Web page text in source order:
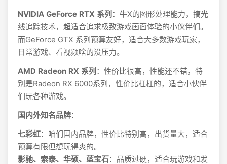
NVIDIA GeForce RTX 系列 ：牛X的图形处理能力，搞光
线追踪技术，超适合追求极致游戏画面体验的小伙伴们。
而GeForce GTX 系列预算友好，适合大多数游戏玩家，
日常游戏、看视频啥的没压力。
AMD Radeon RX 系列 ：性价比很高，性能还不错，特
别是Radeon RX 6000系列，性价比杠杠的，适合小伙伴
们玩各种游戏。
国内外知名品牌：
七彩虹：咱们国内品牌，性价比特别高，出货量大，适合
预算有限但想玩得爽的。
影驰、索泰、华硕、蓝宝石 ：品质过硬，适合玩游戏和发